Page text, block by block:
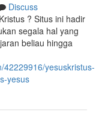
Discuss
? Situs ini hadir
segala hal yang
beliau hingga
yesuskristus-
yesus